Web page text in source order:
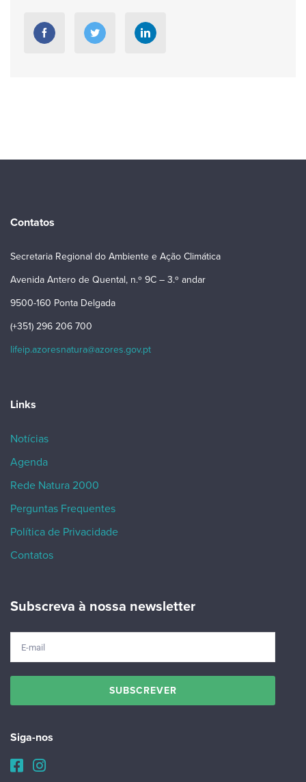
Contatos
Secretaria Regional do Ambiente e Ação Climática
Avenida Antero de Quental, n.º 9C – 3.º andar
9500-160 Ponta Delgada
(+351) 296 206 700
lifeip.azoresnatura@azores.gov.pt
Links
Notícias
Agenda
Rede Natura 2000
Perguntas Frequentes
Política de Privacidade
Contatos
Subscreva à nossa newsletter
Siga-nos